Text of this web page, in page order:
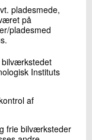
pladesmede,
på
pladesmed
Instituts
af
frie bilværksteder